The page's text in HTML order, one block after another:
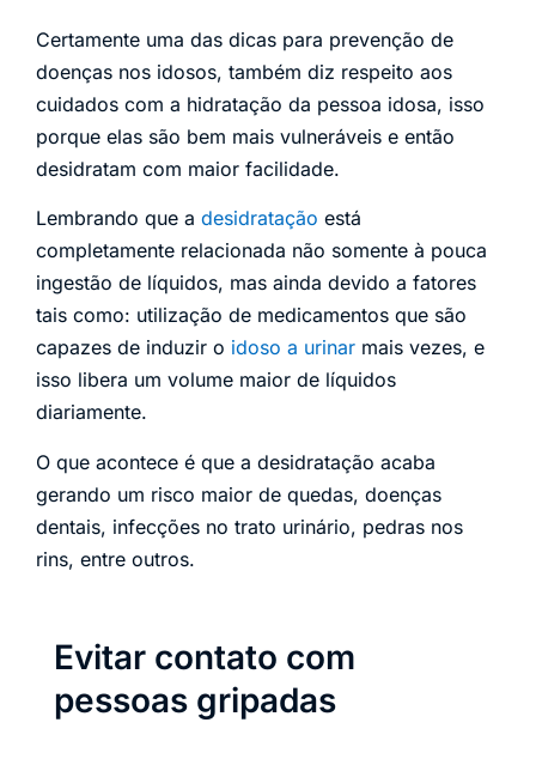
Certamente uma das dicas para prevenção de
doenças nos idosos, também diz respeito aos
cuidados com a hidratação da pessoa idosa, isso
porque elas são bem mais vulneráveis e então
desidratam com maior facilidade.
Lembrando que a desidratação está
completamente relacionada não somente à pouca
ingestão de líquidos, mas ainda devido a fatores
tais como: utilização de medicamentos que são
capazes de induzir o idoso a urinar mais vezes, e
isso libera um volume maior de líquidos
diariamente.
O que acontece é que a desidratação acaba
gerando um risco maior de quedas, doenças
dentais, infecções no trato urinário, pedras nos
rins, entre outros.
Evitar contato com
pessoas gripadas